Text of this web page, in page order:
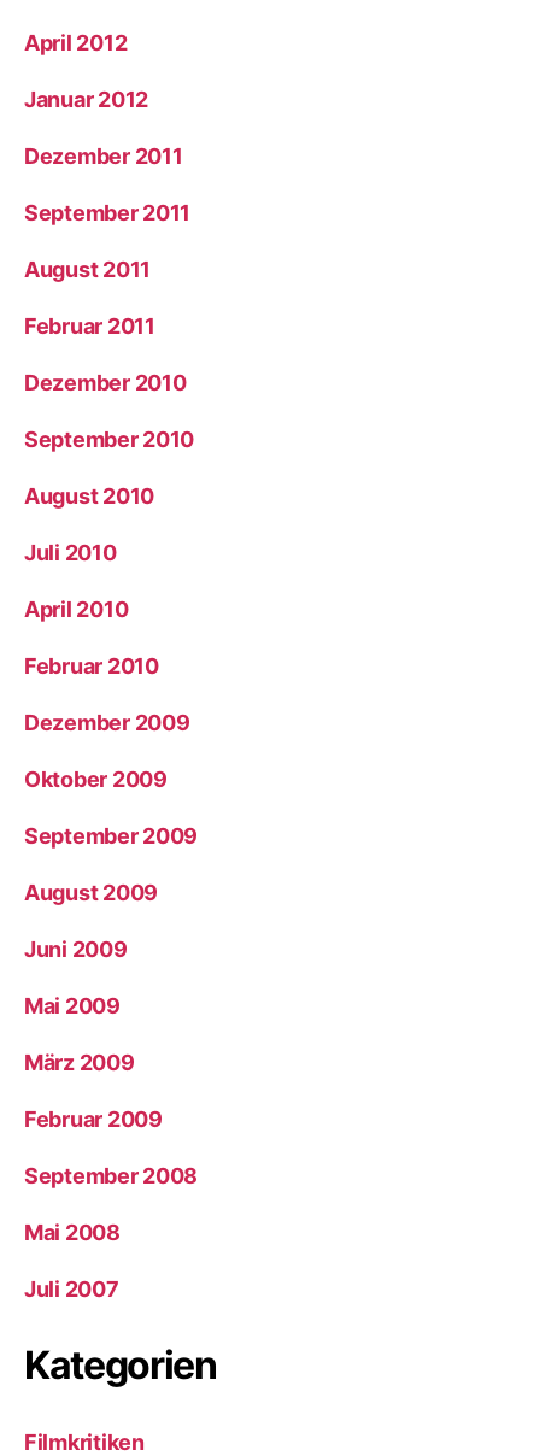
April 2012
Januar 2012
Dezember 2011
September 2011
August 2011
Februar 2011
Dezember 2010
September 2010
August 2010
Juli 2010
April 2010
Februar 2010
Dezember 2009
Oktober 2009
September 2009
August 2009
Juni 2009
Mai 2009
März 2009
Februar 2009
September 2008
Mai 2008
Juli 2007
Kategorien
Filmkritiken